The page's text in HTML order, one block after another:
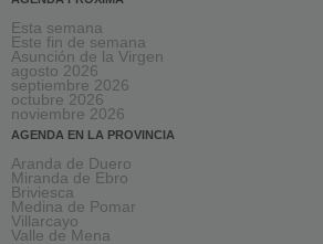
Esta semana
Este fin de semana
Asunción de la Virgen
agosto 2026
septiembre 2026
octubre 2026
noviembre 2026
AGENDA EN LA PROVINCIA
Aranda de Duero
Miranda de Ebro
Briviesca
Medina de Pomar
Villarcayo
Valle de Mena